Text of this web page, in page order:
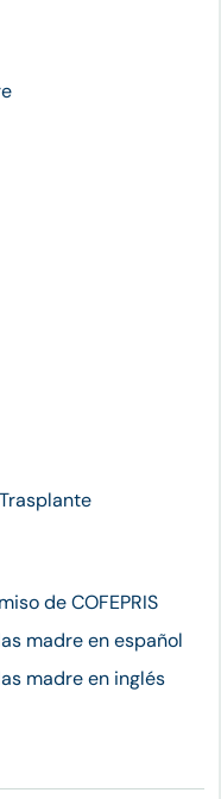
de COFEPRIS
madre en español
madre en inglés